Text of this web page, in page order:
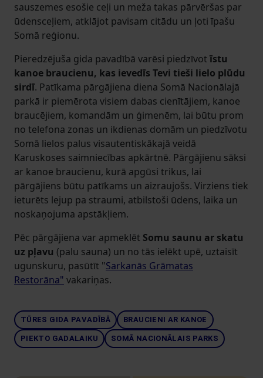
sauszemes esošie ceļi un meža takas pārvēršas par
ūdensceļiem, atklājot pavisam citādu un ļoti īpašu
Somā reģionu.
Pieredzējuša gida pavadībā varēsi piedzīvot īstu
kanoe braucienu, kas ievedīs Tevi tieši lielo plūdu
sirdī. Patīkama pārgājiena diena Somā Nacionālajā
parkā ir piemērota visiem dabas cienītājiem, kanoe
braucējiem, komandām un ģimenēm, lai būtu prom
no telefona zonas un ikdienas domām un piedzīvotu
Somā lielos palus visautentiskākajā veidā
Karuskoses saimniecības apkārtnē. Pārgājienu sāksi
ar kanoe braucienu, kurā apgūsi trikus, lai
pārgājiens būtu patīkams un aizraujošs. Virziens tiek
ieturēts lejup pa straumi, atbilstoši ūdens, laika un
noskaņojuma apstākļiem.
Pēc pārgājiena var apmeklēt Somu saunu ar skatu
uz pļavu (palu sauna) un no tās ielēkt upē, uztaisīt
ugunskuru, pasūtīt "Sarkanās Grāmatas
Restorāna" vakariņas.
TŪRES GIDA PAVADĪBĀ BRAUCIENI AR KANOE
PIEKTO GADALAIKU SOMĀ NACIONĀLAIS PARKS